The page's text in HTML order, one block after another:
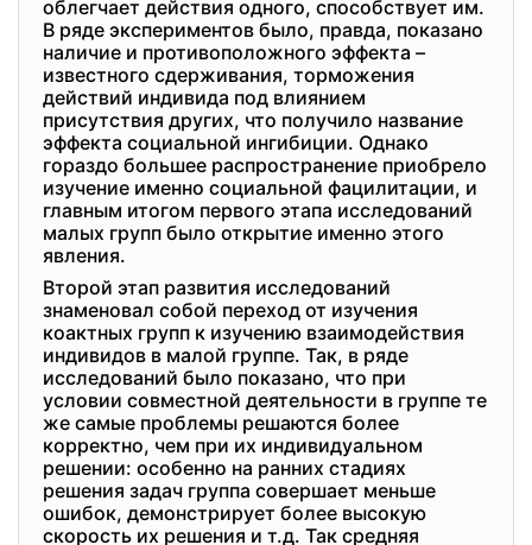
облегчает действия одного, способствует им.
В ряде экспериментов было, правда, показано
наличие и противоположного эффекта –
известного сдерживания, торможения
действий индивида под влиянием
присутствия других, что получило название
эффекта социальной ингибиции. Однако
гораздо большее распространение приобрело
изучение именно социальной фацилитации, и
главным итогом первого этапа исследований
малых групп было открытие именно этого
явления.
Второй этап развития исследований
знаменовал собой переход от изучения
коактных групп к изучению взаимодействия
индивидов в малой группе. Так, в ряде
исследований было показано, что при
условии совместной деятельности в группе те
же самые проблемы решаются более
корректно, чем при их индивидуальном
решении: особенно на ранних стадиях
решения задач группа совершает меньше
ошибок, демонстрирует более высокую
скорость их решения и т.д. Так средняя